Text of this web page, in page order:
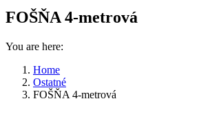
FOŠŇA 4-metrová
You are here:
Home
Ostatné
FOŠŇA 4-metrová